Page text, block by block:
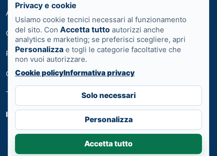
Area medici
Contatti
Privacy
Cookie
Termini
Impostazioni cookie
Privacy e cookie
Usiamo cookie tecnici necessari al funzionamento
del sito. Con Accetta tutto autorizzi anche
analytics e marketing; se preferisci scegliere, apri
Personalizza e togli le categorie facoltative che
non vuoi autorizzare.
Cookie policyInformativa privacy
Solo necessari
Personalizza
Accetta tutto